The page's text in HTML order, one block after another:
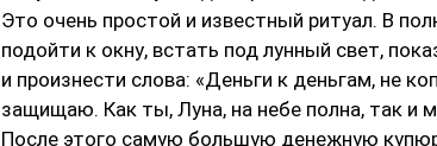
Это очень простой и известный ритуал. В
подойти к окну, встать под лунный свет,
и произнести слова: «Деньги к деньгам, не
защищаю. Как ты, Луна, на небе полна, так и
После этого самую большую денежную